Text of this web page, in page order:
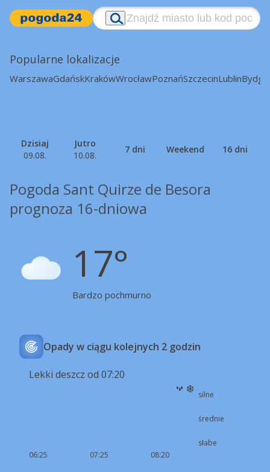
Popularne lokalizacje
WarszawaGdańskKrakówWrocławPoznańSzczecinLublin
Dzisiaj
09.08.
Jutro
10.08.
7 dni Weekend 16 dni
Pogoda Sant Quirze de Besora
prognoza 16-dniowa
17°
Bardzo pochmurno
Opady w ciągu kolejnych 2 godzin
Lekki deszcz od 07:20
06:25 07:25 08:20
silne
średnie
słabe